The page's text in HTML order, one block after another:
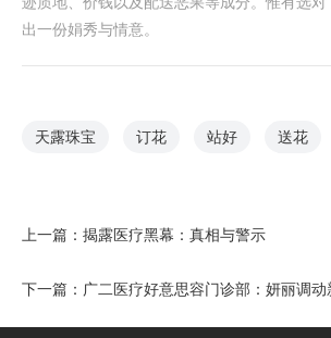
出一份娟秀与情意。
天露珠宝 订花 站好 送花
上一篇： 揭露医疗黑幕：真相与警示
下一篇： 广二医疗好意思容门诊部：妍丽调动